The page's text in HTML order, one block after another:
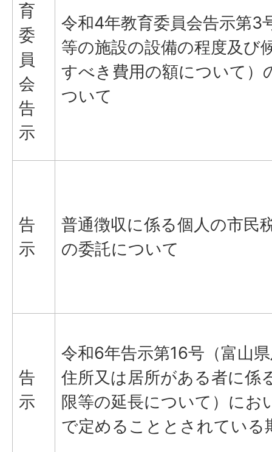
育
委
員
会
告
示
令和4年教育委員会告示第3
等の施設の設備の程度及び
すべき費用の額について）
ついて
告
示
普通徴収に係る個人の市民
の委託について
告
示
令和6年告示第16号（富山
住所又は居所がある者に係
限等の延長について）にお
で定めることとされている